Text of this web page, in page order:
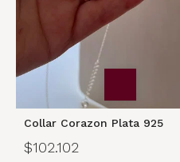
Collar Corazon Plata 925
$102.102